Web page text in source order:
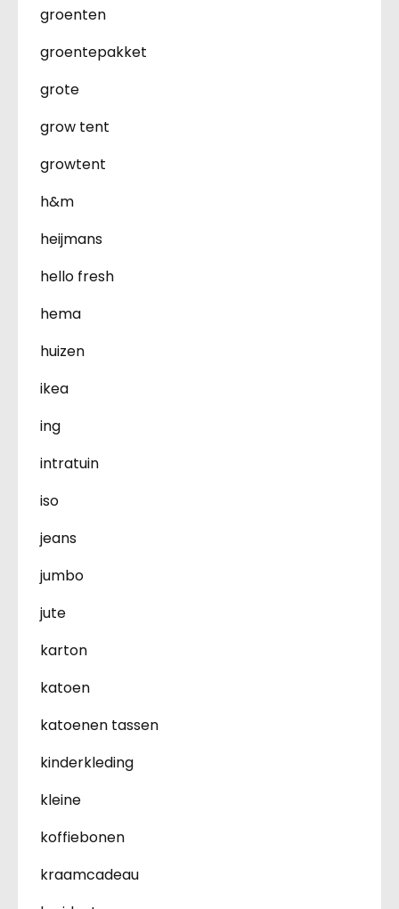
groenten
groentepakket
grote
grow tent
growtent
h&m
heijmans
hello fresh
hema
huizen
ikea
ing
intratuin
iso
jeans
jumbo
jute
karton
katoen
katoenen tassen
kinderkleding
kleine
koffiebonen
kraamcadeau